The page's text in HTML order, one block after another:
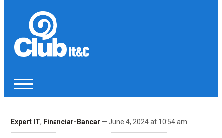
Expert IT, Financiar-Bancar — June 4, 2024 at 10:54 am